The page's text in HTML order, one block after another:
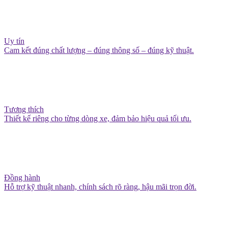
Uy tín
Cam kết đúng chất lượng – đúng thông số – đúng kỹ thuật.
Tương thích
Thiết kế riêng cho từng dòng xe, đảm bảo hiệu quả tối ưu.
Đồng hành
Hỗ trợ kỹ thuật nhanh, chính sách rõ ràng, hậu mãi trọn đời.